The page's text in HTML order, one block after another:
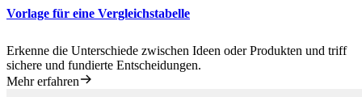
Vorlage für eine Vergleichstabelle
Erkenne die Unterschiede zwischen Ideen oder Produkten und triff
sichere und fundierte Entscheidungen.
Mehr erfahren